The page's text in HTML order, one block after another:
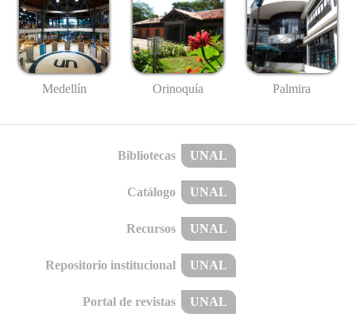
Medellín Orinoquía Palmira
Bibliotecas UNAL
Catálogo UNAL
Recursos UNAL
Repositorio institucional UNAL
Portal de revistas UNAL